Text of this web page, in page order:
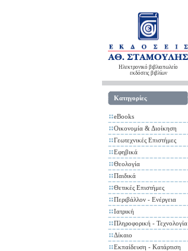
Ηλεκτρονικό βιβλιοπωλείο
εκδόσεις βιβλίων
Κατηγορίες
eBooks
Οικονομία & Διοίκηση
Γεωτεχνικές Επιστήμες
Εφηβικά
Θεολογία
Παιδικά
Θετικές Επιστήμες
Περιβάλλον - Ενέργεια
Ιατρική
Πληροφορική - Τεχνολογία
Δίκαιο
Εκπαίδευση - Κατάρτιση